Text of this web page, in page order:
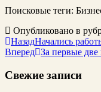
Поисковые теги:
Опубликовано в
НазадНачались
Вперед За первые
Свежие записи